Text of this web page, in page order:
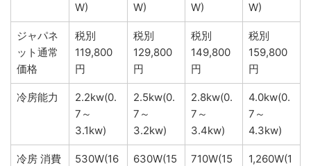
W)
W)
W)
W)
ジャパネ
ット通常
価格
税別
119,800
円
税別
129,800
円
税別
149,800
円
税別
159,800
円
冷房能力
2.2kw(0.
7～
3.1kw)
2.5kw(0.
7～
3.2kw)
2.8kw(0.
7～
3.4kw)
4.0kw(0.
7～
4.3kw)
冷房 消費
530W(16
630W(15
710W(15
1,260W(1